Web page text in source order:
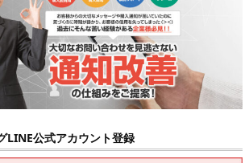
LINE公式アカウント登録